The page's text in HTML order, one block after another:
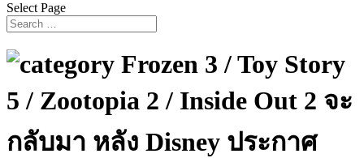
Select Page
Frozen 3 / Toy Story
5 / Zootopia 2 / Inside Out 2 จะ
กลับมา หลัง Disney ประกาศ